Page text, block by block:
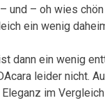
und – oh wies
ein wenig
dann ein wenig
leider nicht.
im